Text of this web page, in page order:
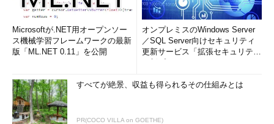
Microsoftが.NET用オープンソー
ス機械学習フレームワークの最新
版「ML.NET 0.11」を公開
オンプレミスのWindows Server
／SQL Server向けセキュリティ
更新サービス「拡張セキュリティ
すべてが絶景、収益も得られるその仕組みとは
PR(COCO VILLA on GOETHE)